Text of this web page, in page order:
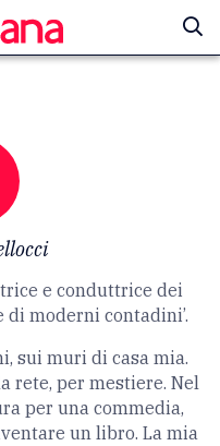
e conduttrice dei
di moderni contadini’.
sui muri di casa mia.
rete, per mestiere. Nel
per una commedia,
un libro. La mia